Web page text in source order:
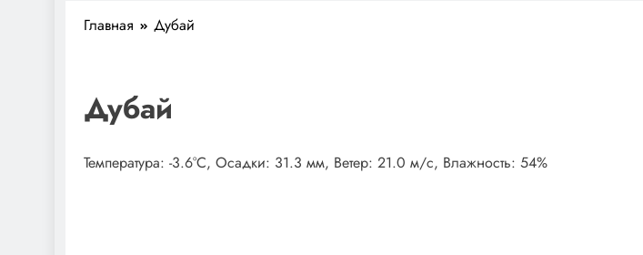
Главная Дубай
Дубай
Температура: -3.6°C, Осадки: 31.3 мм, Ветер: 21.0 м/с, Влажность: 54%